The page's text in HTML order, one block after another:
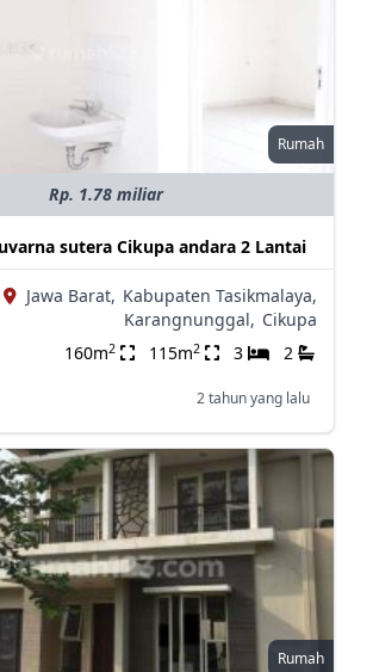
Rumah
Rp. 1.78 miliar
sutera Cikupa andara 2 Lantai
Jawa Barat, Kabupaten Tasikmalaya,
Karangnunggal, Cikupa
160m2 115m2 3 2
2 tahun yang lalu
Rumah